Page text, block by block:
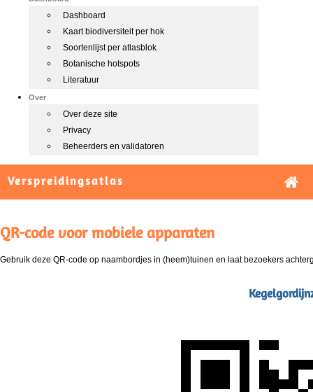
Dashboard
Kaart biodiversiteit per hok
Soortenlijst per atlasblok
Botanische hotspots
Literatuur
Over
Over deze site
Privacy
Beheerders en validatoren
Verspreidingsatlas
QR-code voor mobiele apparaten
Gebruik deze QR-code op naambordjes in (heem)tuinen en laat bezoekers